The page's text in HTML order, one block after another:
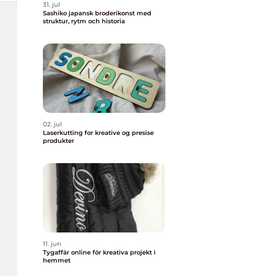
31. jul
Sashiko japansk broderikonst med
struktur, rytm och historia
02. jul
Laserkutting for kreative og presise
produkter
11. jun
Tygaffär online för kreativa projekt i
hemmet